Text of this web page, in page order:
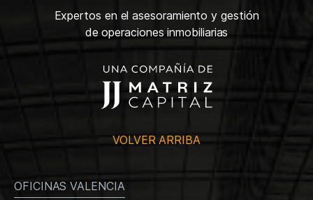
Expertos en el asesoramiento y gestión
de operaciones inmobiliarias
VOLVER ARRIBA
OFICINAS VALENCIA